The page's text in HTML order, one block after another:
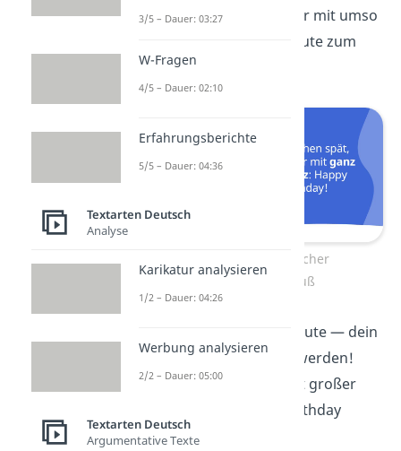
Zwar verspätet, aber mit umso
: Alles Gutezum
Geburtstag!
Kurzer nachträglicher
Geburtstagsgruß
Nachträglich alles Gute— dein
Jahr soll großartig werden!
Ein kleines Hallo mit großer
: Happy Birthday
nachträglich!
3/5 – Dauer: 03:27
W-Fragen
4/5 – Dauer: 02:10
Erfahrungsberichte
5/5 – Dauer: 04:36
Textarten Deutsch
Analyse
Karikatur analysieren
1/2 – Dauer: 04:26
Werbung analysieren
2/2 – Dauer: 05:00
Textarten Deutsch
Argumentative Texte